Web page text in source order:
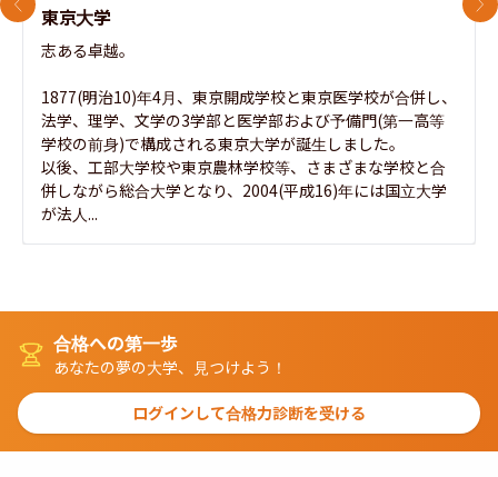
東京大学
志ある卓越。
1877(明治10)年4月、東京開成学校と東京医学校が合併し、
法学、理学、文学の3学部と医学部および予備門(第一高等
学校の前身)で構成される東京大学が誕生しました。
以後、工部大学校や東京農林学校等、さまざまな学校と合
併しながら総合大学となり、2004(平成16)年には国立大学
が法人...
前のスライド 次
合格への第一歩
あなたの夢の大学、見つけよう！
ログインして合格力診断を受ける